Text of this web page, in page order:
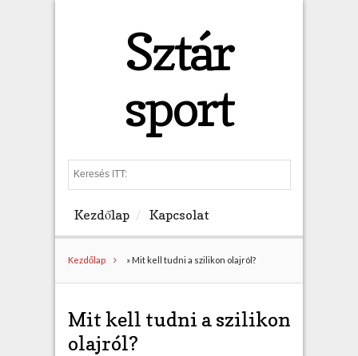
Sztár
sport
e
h
Kezdőlap Kapcsolat
Kezdőlap » Mit kell tudni a szilikon olajról?
Mit kell tudni a szilikon
olajról?